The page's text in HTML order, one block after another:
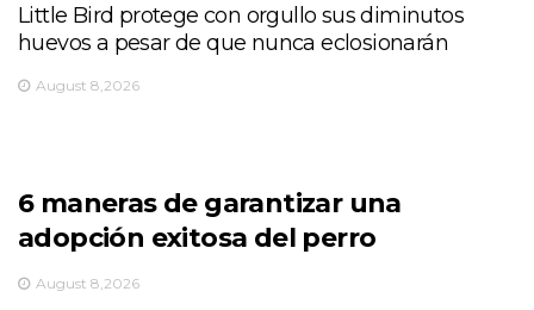
Little Bird protege con orgullo sus diminutos
huevos a pesar de que nunca eclosionarán
August 8,2026
6 maneras de garantizar una
adopción exitosa del perro
August 8,2026